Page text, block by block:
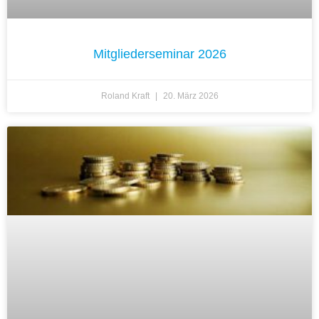
Mitgliederseminar 2026
Roland Kraft 20. März 2026